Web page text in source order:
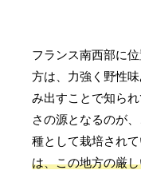
フランス南西部に
方は、力強く野性
み出すことで知ら
さの源となるのが
種として栽培され
は、この地方の厳